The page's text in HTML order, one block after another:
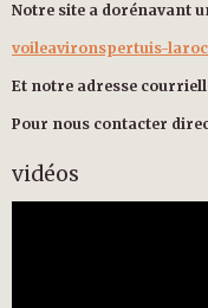
Notre site a dorénavant
voileavironspertuis-
Et notre adresse
Pour nous contacter
vidéos